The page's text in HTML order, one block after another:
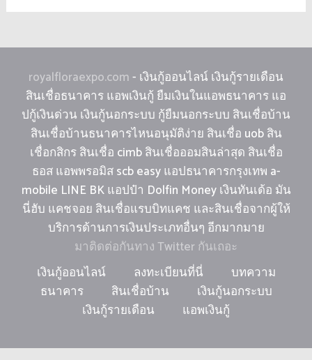
royalfloraexpo.com- เงินกู้ออนไลน์ เงินกู้รายเดือน
สินเชื่อธนาคาร แอพเงินกู้ ยืมเงินในแอพธนาคาร แอ
ปกู้เงินด่วน เงินกู้นอกระบบ กู้ยืมนอกระบบ สินเชื่อบ้าน
สินเชื่อบ้านธนาคารไหนอนุมัติง่าย สินเชื่อ uob สิน
เชื่อกสิกร สินเชื่อ cimb สินเชื่อออมสินล่าสุด สินเชื่อ
ธอส แอพพรอมิส scb easy แอปธนาคารกรุงเทพ a-
mobile LINE BK แอปป๋า Dolfin Money เงินทันเด้อ มัน
นี่ฮับ แคชจอย สินเชื่อแรบบิทแคช และสินเชื่อจากผู้ให้
บริการด้านการเงินประเภทอื่นๆ อีกมากมาย
มาติดต่อกันทาง Twitter กันเถอะ
เงินกู้ออนไลน์
ลงทะเบียนที่นี่
บทความ
ธนาคาร
สินเชื่อบ้าน
เงินกู้นอกระบบ
เงินกู้รายเดือน
แอพเงินกู้